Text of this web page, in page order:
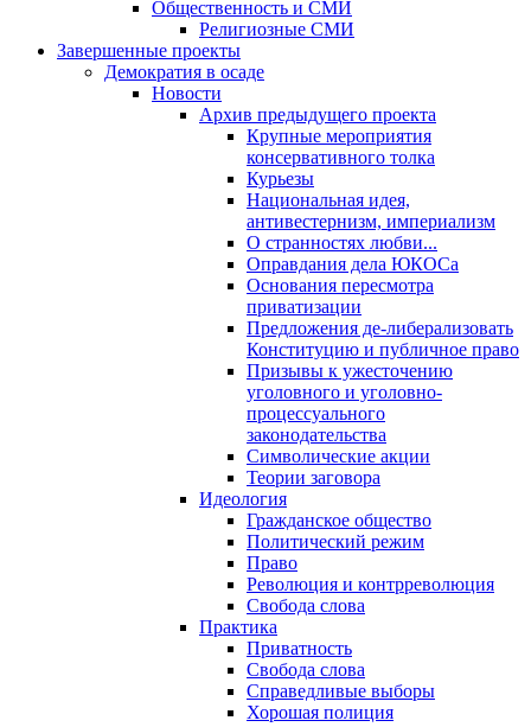
Общественность и СМИ
Религиозные СМИ
Завершенные проекты
Демократия в осаде
Новости
Архив предыдущего проекта
Крупные мероприятия
консервативного толка
Курьезы
Национальная идея,
антивестернизм, империализм
О странностях любви...
Оправдания дела ЮКОСа
Основания пересмотра
приватизации
Предложения де-либерализовать
Конституцию и публичное право
Призывы к ужесточению
уголовного и уголовно-
процессуального
законодательства
Символические акции
Теории заговора
Идеология
Гражданское общество
Политический режим
Право
Революция и контрреволюция
Свобода слова
Практика
Приватность
Свобода слова
Справедливые выборы
Хорошая полиция